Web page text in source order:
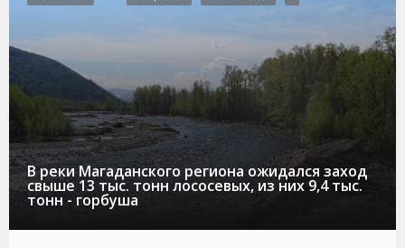
В реки Магаданского региона ожидался заход
свыше 13 тыс. тонн лососевых, из них 9,4 тыс.
тонн - горбуша